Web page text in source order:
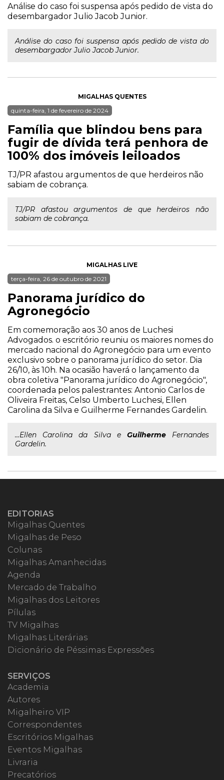
Análise do caso foi suspensa após pedido de vista do
desembargador Julio Jacob Junior.
Análise do caso foi suspensa após pedido de vista do
desembargador Julio Jacob Junior.
MIGALHAS QUENTES
quinta-feira, 1 de fevereiro de 2024
Família que blindou bens para
fugir de dívida terá penhora de
100% dos imóveis leiloados
TJ/PR afastou argumentos de que herdeiros não
sabiam de cobrança.
TJ/PR afastou argumentos de que herdeiros não
sabiam de cobrança.
MIGALHAS LIVE
terça-feira, 26 de outubro de 2021
Panorama jurídico do
Agronegócio
Em comemoração aos 30 anos de Luchesi
Advogados. o escritório reuniu os maiores nomes do
mercado nacional do Agronegócio para um evento
exclusivo sobre o panorama jurídico do setor. Dia
26/10, às 10h. Na ocasião haverá o lançamento da
obra coletiva "Panorama jurídico do Agronegócio",
coordenada pelos palestrantes: Antonio Carlos de
Oliveira Freitas, Celso Umberto Luchesi, Ellen
Carolina da Silva e Guilherme Fernandes Gardelin.
...Ellen Carolina da Silva e GuilhermeFernandes
Gardelin.
EDITORIAS
Migalhas Quentes
Migalhas de Peso
Colunas
Migalhas Amanhecidas
Agenda
Mercado de Trabalho
Migalhas dos Leitores
Pílulas
TV Migalhas
Migalhas Literárias
Dicionário de Péssimas Expressões
SERVIÇOS
Academia
Autores
Migalheiro VIP
Correspondentes
Escritórios Migalhas
Eventos Migalhas
Livraria
Precatórios